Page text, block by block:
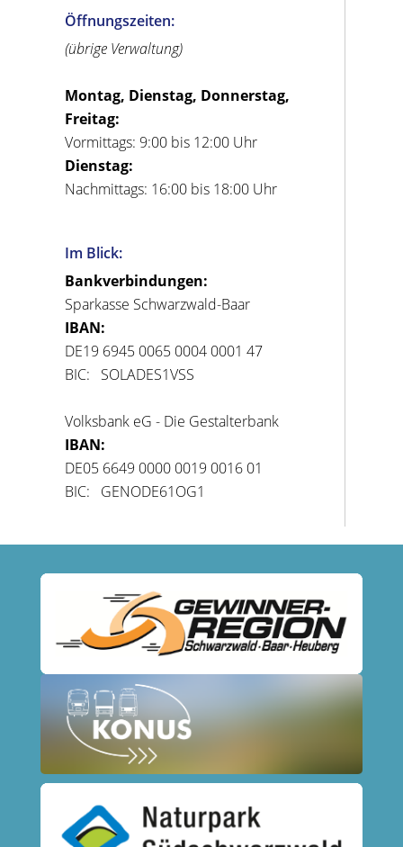
Öffnungszeiten:
(übrige Verwaltung)
Montag, Dienstag, Donnerstag,
Freitag:
Vormittags: 9:00 bis 12:00 Uhr
Dienstag:
Nachmittags: 16:00 bis 18:00 Uhr
Im Blick:
Bankverbindungen:
Sparkasse Schwarzwald-Baar
IBAN:
DE19 6945 0065 0004 0001 47
BIC: SOLADES1VSS
Volksbank eG - Die Gestalterbank
IBAN:
DE05 6649 0000 0019 0016 01
BIC: GENODE61OG1